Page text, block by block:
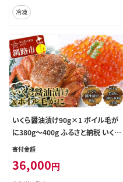
冷凍
いくら醤油漬け90g×1 ボイル毛が
に380g～400g ふるさと納税 いくら
かに F4F-8831
寄付金額
36,000円